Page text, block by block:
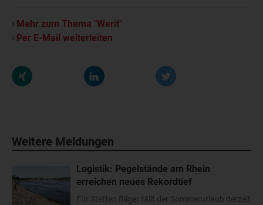
Mehr zum Thema "Werit"
Per E-Mail weiterleiten
Weitere Meldungen
Logistik: Pegelstände am Rhein
erreichen neues Rekordtief
Für Steffen Bilger fällt der Sommerurlaub derzeit